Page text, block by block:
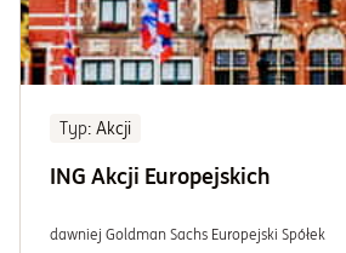
Typ: Akcji
ING Akcji Europejskich
dawniej Goldman Sachs Europejski Spółek